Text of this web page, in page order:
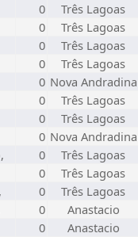
0
Três Lagoas
0
Três Lagoas
0
Três Lagoas
0
Três Lagoas
0 Nova Andradina
0
Três Lagoas
0
Três Lagoas
0 Nova Andradina
0
Três Lagoas
0
Três Lagoas
0
Três Lagoas
0
Anastacio
0
Anastacio